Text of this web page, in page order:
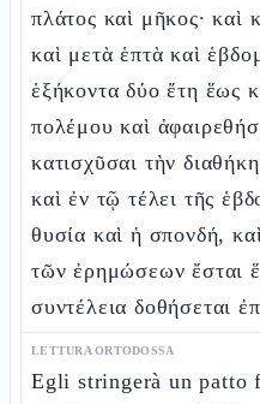
πλάτος καὶ μῆκος· καὶ
καὶ μετὰ ἑπτὰ καὶ
ἑξήκοντα δύο ἔτη ἕως
πολέμου καὶ
κατισχῦσαι τὴν
καὶ ἐν τῷ τέλει τῆς
θυσία καὶ ἡ σπονδή,
τῶν ἐρημώσεων ἔσται
συντέλεια δοθήσεται
LETTURA ORTODOSSA
Egli stringerà un patto